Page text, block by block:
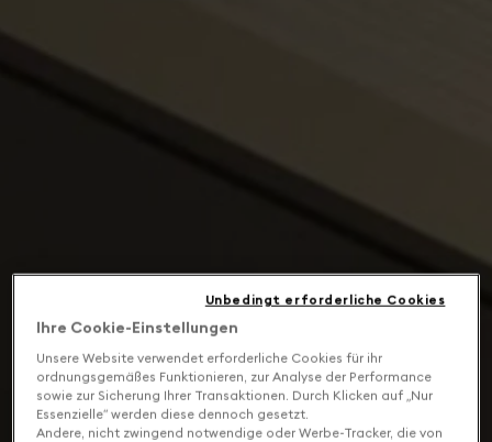
Ihre Cookie-Einstellungen
Unsere Website verwendet erforderliche Cookies für ihr
ordnungsgemäßes Funktionieren, zur Analyse der Performance
sowie zur Sicherung Ihrer Transaktionen. Durch Klicken auf „Nur
Essenzielle“ werden diese dennoch gesetzt.
Andere, nicht zwingend notwendige oder Werbe-Tracker, die von
Unbedingt erforderliche Cookies